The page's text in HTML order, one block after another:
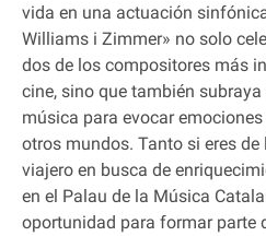
vida en una actuación
Williams i Zimmer» no solo
dos de los compositores más
cine, sino que también
música para evocar
otros mundos. Tanto si eres
viajero en busca de
en el Palau de la Música
oportunidad para formar parte